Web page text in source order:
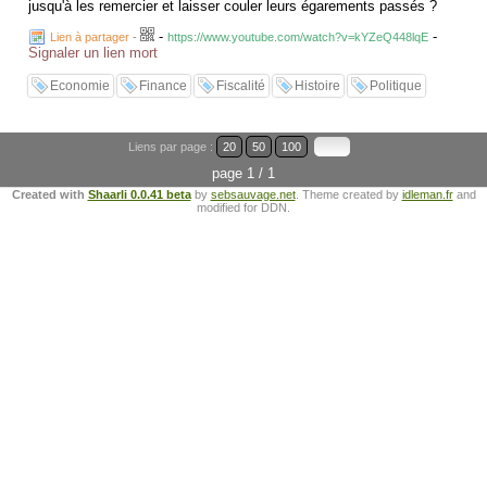
jusqu'à les remercier et laisser couler leurs égarements passés ?
Lien à partager - - https://www.youtube.com/watch?v=kYZeQ448lqE -
Signaler un lien mort
Economie Finance Fiscalité Histoire Politique
Liens par page : 20 50 100
page 1 / 1
Created with Shaarli 0.0.41 betaby sebsauvage.net. Theme created by idleman.frand
modified for DDN.